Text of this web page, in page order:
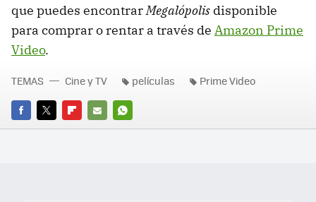
que puedes encontrarMegalópolis disponible
para comprar o rentar a través de Amazon Prime
Video.
FACEBOOK
TWITTERFLIPBOARD
E-
WHATSAPP
TEMAS Cine y TV películas Prime Video